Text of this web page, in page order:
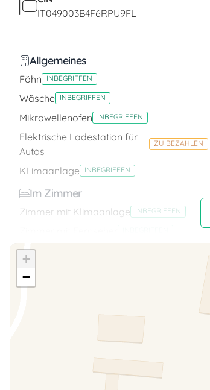
IT049003B4F6RPU9FL
Allgemeines
Föhn INBEGRIFFEN
Wäsche INBEGRIFFEN
Mikrowellenofen INBEGRIFFEN
Elektrische Ladestation für
Autos
ZU BEZAHLEN
KLimaanlage INBEGRIFFEN
Im Zimmer
Zimmer mit Klimaanlage INBEGRIFFEN
Unterhaltung
Schwimmbad
Haustiere gestattet
Sport- und Erholungsaktivitäten
+
−